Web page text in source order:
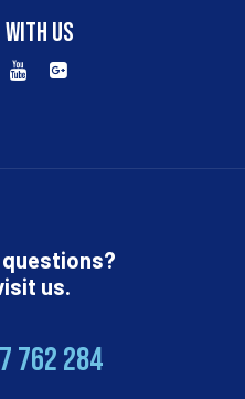
US
questions?
us.
762 284